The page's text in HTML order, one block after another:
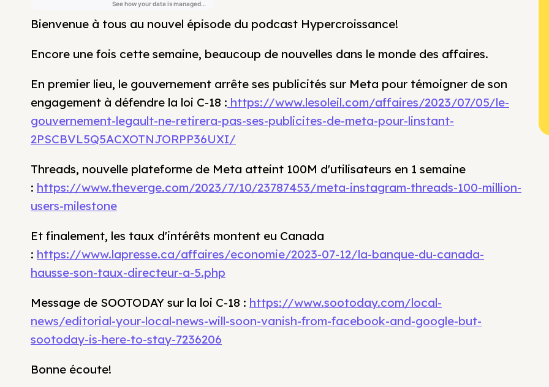
Bienvenue à tous au nouvel épisode du podcast Hypercroissance!
Encore une fois cette semaine, beaucoup de nouvelles dans le monde des affaires.
En premier lieu, le gouvernement arrête ses publicités sur Meta pour témoigner de son
engagement à défendre la loi C-18 : https://www.lesoleil.com/affaires/2023/07/05/le-
gouvernement-legault-ne-retirera-pas-ses-publicites-de-meta-pour-linstant-
2PSCBVL5Q5ACXOTNJORPP36UXI/
Threads, nouvelle plateforme de Meta atteint 100M d'utilisateurs en 1 semaine
: https://www.theverge.com/2023/7/10/23787453/meta-instagram-threads-100-million-
users-milestone
Et finalement, les taux d'intérêts montent eu Canada
: https://www.lapresse.ca/affaires/economie/2023-07-12/la-banque-du-canada-
hausse-son-taux-directeur-a-5.php
Message de SOOTODAY sur la loi C-18 : https://www.sootoday.com/local-
news/editorial-your-local-news-will-soon-vanish-from-facebook-and-google-but-
sootoday-is-here-to-stay-7236206
Bonne écoute!